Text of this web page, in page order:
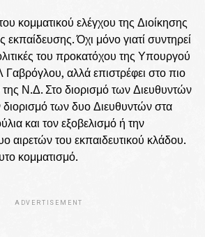
κομματικού ελέγχου της Διοίκησης
εκπαίδευσης. Όχι μόνο γιατί συντηρεί
του προκατόχου της Υπουργού
αλλά επιστρέφει στο πιο
Ν.Δ. Στο διορισμό των Διευθυντών
των δυο Διευθυντών στα
και τον εξοβελισμό ή την
αιρετών του εκπαιδευτικού κλάδου.
κομματισμό.
ADVERTISEMENT